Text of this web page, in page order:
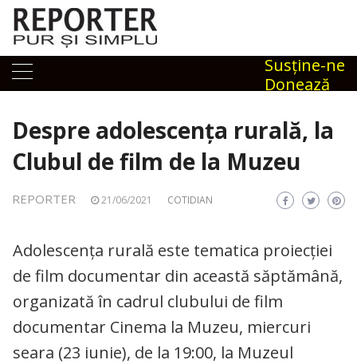
Skip
content
Susţine-ne
Donează
Despre adolescența rurală, la
Clubul de film de la Muzeu
REPORTER 21/06/2021 COTIDIAN
Adolescența rurală este tematica proiecției
de film documentar din această săptămână,
organizată în cadrul clubului de film
documentar Cinema la Muzeu, miercuri
seara (23 iunie), de la 19:00, la Muzeul